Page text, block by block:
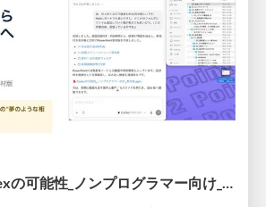
20260608_Codexの可能性_ノンプログラマー向け_大城追記